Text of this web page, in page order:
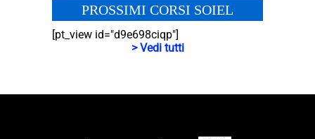
PROSSIMI CORSI SOIEL
[pt_view id="d9e698ciqp"]
> Vedi tutti